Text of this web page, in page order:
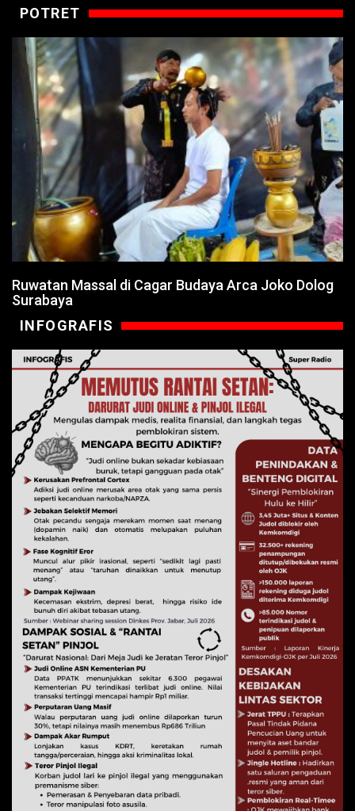
POTRET
Ruwatan Massal di Cagar Budaya Arca Joko Dolog
Surabaya
INFOGRAFIS